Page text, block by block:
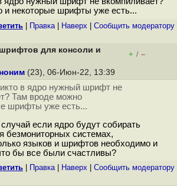
и некоторые шрифты уже есть...
Правка| Наверх Cообщить модератору
для консоли и
+ / –
(23), 06-Июн-22, 13:39
в ядро нужный шрифт не
Там вроде можно
шрифты уже есть...
если ядро будут собирать
безмониторных системах,
языков и шрифтов необходимо и
бы все были счастливы?
Правка| Наверх Cообщить модератору